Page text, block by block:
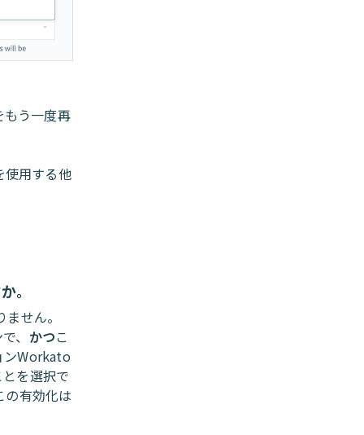
もう一度再
使用する他
。
せん。
、 かつこ
ンWorkato
を選択で
の有効化は